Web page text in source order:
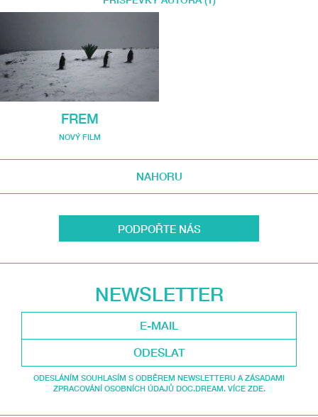
FREM
NOVÝ FILM
NAHORU
PODPOŘTE NÁS
NEWSLETTER
ODESLAT
ODESLÁNÍM SOUHLASÍM S ODBĚREM NEWSLETTERU A ZÁSADAMI
ZPRACOVÁNÍ OSOBNÍCH ÚDAJŮ DOC.DREAM. VÍCE ZDE.